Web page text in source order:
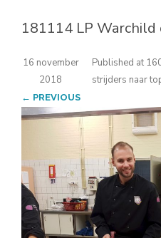
181114 LP Warchild
Published
16 november
2018
at
strijders naar
← PREVIOUS